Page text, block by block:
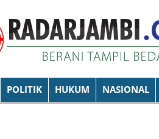
POLITIK HUKUM NASIONAL